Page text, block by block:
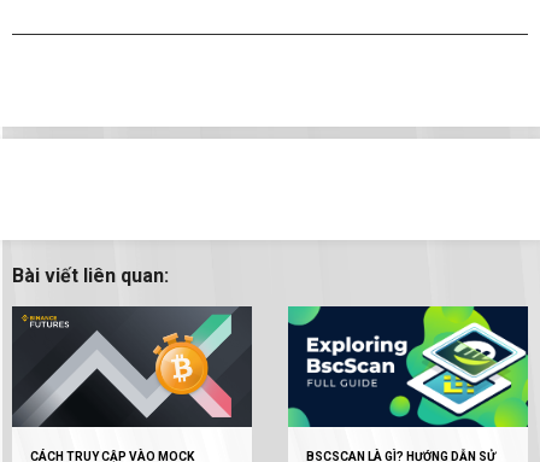
Bài viết liên quan:
CÁCH TRUY CẬP VÀO MOCK BSCSCAN LÀ GÌ? HƯỚNG DẪN SỬ